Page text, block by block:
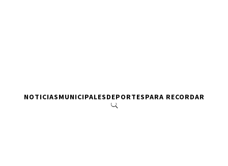
NOTICIASMUNICIPALESDEPORTESPARA RECORDAR